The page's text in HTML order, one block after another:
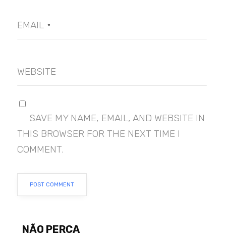
EMAIL *
WEBSITE
SAVE MY NAME, EMAIL, AND WEBSITE IN
THIS BROWSER FOR THE NEXT TIME I
COMMENT.
NÃO PERCA